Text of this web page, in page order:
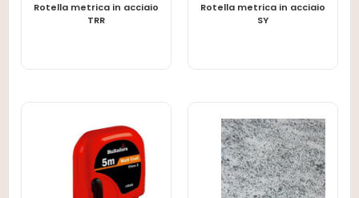
LEGGI TUTTO
Rotella metrica in acciaio
TRR
LEGGI TUTTO
Rotella metrica in acciaio
SY